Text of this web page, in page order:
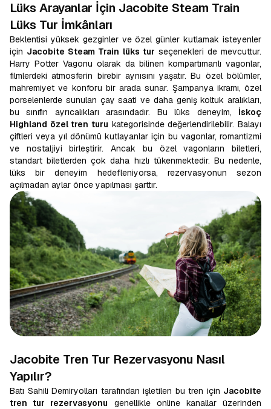
Lüks Arayanlar İçin Jacobite Steam Train
Lüks Tur İmkânları
Beklentisi yüksek gezginler ve özel günler kutlamak isteyenler
için Jacobite Steam Train lüks tur seçenekleri de mevcuttur.
Harry Potter Vagonu olarak da bilinen kompartımanlı vagonlar,
filmlerdeki atmosferin birebir aynısını yaşatır. Bu özel bölümler,
mahremiyet ve konforu bir arada sunar. Şampanya ikramı, özel
porselenlerde sunulan çay saati ve daha geniş koltuk aralıkları,
bu sınıfın ayrıcalıkları arasındadır. Bu lüks deneyim, İskoç
Highland özel tren turu kategorisinde değerlendirilebilir. Balayı
çiftleri veya yıl dönümü kutlayanlar için bu vagonlar, romantizmi
ve nostaljiyi birleştirir. Ancak bu özel vagonların biletleri,
standart biletlerden çok daha hızlı tükenmektedir. Bu nedenle,
lüks bir deneyim hedefleniyorsa, rezervasyonun sezon
açılmadan aylar önce yapılması şarttır.
Jacobite Tren Tur Rezervasyonu Nasıl
Yapılır?
Batı Sahili Demiryolları tarafından işletilen bu tren için Jacobite
tren tur rezervasyonu genellikle online kanallar üzerinden